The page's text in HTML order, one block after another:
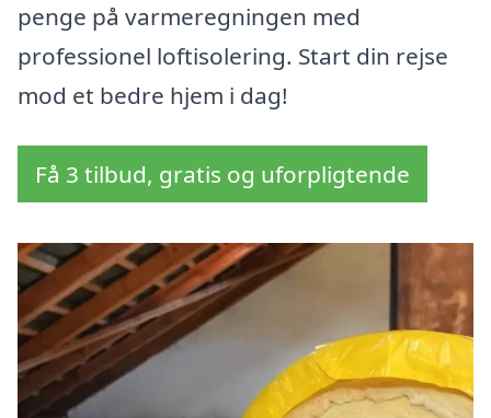
penge på varmeregningen med
professionel loftisolering. Start din rejse
mod et bedre hjem i dag!
Få 3 tilbud, gratis og uforpligtende